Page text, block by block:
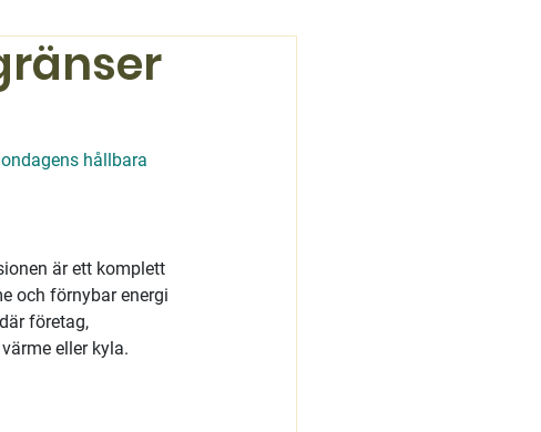
hållbara
är ett komplett
och förnybar energi
där företag,
eller kyla.